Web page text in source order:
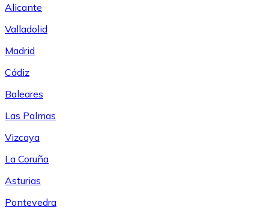
Alicante
Valladolid
Madrid
Cádiz
Baleares
Las Palmas
Vizcaya
La Coruña
Asturias
Pontevedra